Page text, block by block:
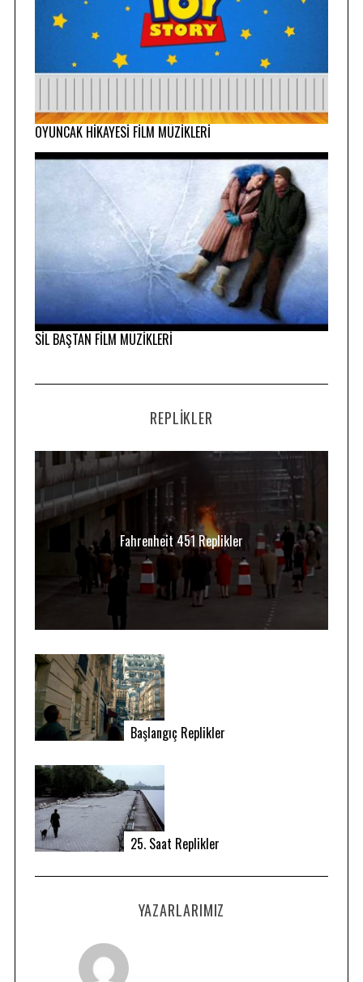
OYUNCAK HİKAYESİ FİLM MÜZİKLERİ
SİL BAŞTAN FİLM MÜZİKLERİ
REPLIKLER
Fahrenheit 451 Replikler
Başlangıç Replikler
25. Saat Replikler
YAZARLARIMIZ